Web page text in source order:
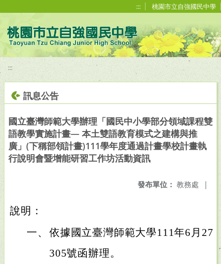
::: 桃園市立自強國民中學
:::
訊息公告
國立臺灣師範大學辦理「國民中小學部分領域課程雙
語教學實施計畫― 本土雙語教育模式之建構與推
廣」(下稱部領計畫)111學年度通過計畫學校計畫執
行說明會暨增能研習工作坊活動資訊
發布單位： 教務處 |
說明：
一、 依據國立臺灣師範大學111年6月27
305號函辦理。